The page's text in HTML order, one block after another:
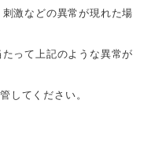
激などの異常が現れた場
って上記のような異常が
してください。